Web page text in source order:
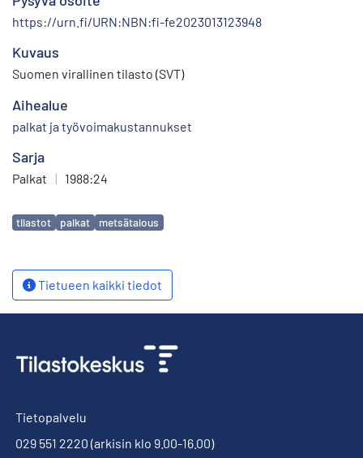
https://urn.fi/URN:NBN:fi-fe2023013123948
Kuvaus
Suomen virallinen tilasto (SVT)
Aihealue
palkat ja työvoimakustannukset
Sarja
Palkat | 1988:24
Avainsanat
tilastot palkat metsätalous
Tietueen kaikki tiedot
Tietopalvelu
029 551 2220 (arkisin klo 9.00-16.00)